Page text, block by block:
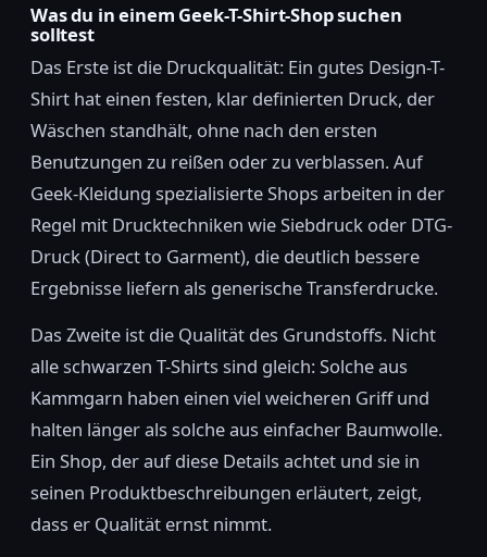
Was du in einem Geek-T-Shirt-Shop suchen
solltest
Das Erste ist die Druckqualität: Ein gutes Design-T-
Shirt hat einen festen, klar definierten Druck, der
Wäschen standhält, ohne nach den ersten
Benutzungen zu reißen oder zu verblassen. Auf
Geek-Kleidung spezialisierte Shops arbeiten in der
Regel mit Drucktechniken wie Siebdruck oder DTG-
Druck (Direct to Garment), die deutlich bessere
Ergebnisse liefern als generische Transferdrucke.
Das Zweite ist die Qualität des Grundstoffs. Nicht
alle schwarzen T-Shirts sind gleich: Solche aus
Kammgarn haben einen viel weicheren Griff und
halten länger als solche aus einfacher Baumwolle.
Ein Shop, der auf diese Details achtet und sie in
seinen Produktbeschreibungen erläutert, zeigt,
dass er Qualität ernst nimmt.